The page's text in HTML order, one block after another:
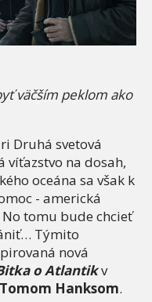
väčším peklom ako
Druhá svetová
víťazstvo na dosah,
oceána sa však k
- americká
tomu bude chcieť
Týmito
nová
o Atlantikv
Tomom Hanksom.